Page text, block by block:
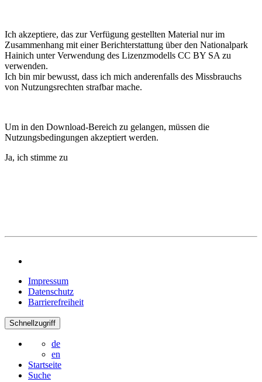
Ich akzeptiere, das zur Verfügung gestellten Material nur im
Zusammenhang mit einer Berichterstattung über den Nationalpark
Hainich unter Verwendung des Lizenzmodells CC BY SA zu
verwenden.
Ich bin mir bewusst, dass ich mich anderenfalls des Missbrauchs
von Nutzungsrechten strafbar mache.
Um in den Download-Bereich zu gelangen, müssen die
Nutzungsbedingungen akzeptiert werden.
Ja, ich stimme zu
Impressum
Datenschutz
Barrierefreiheit
Schnellzugriff
de
en
Startseite
Suche